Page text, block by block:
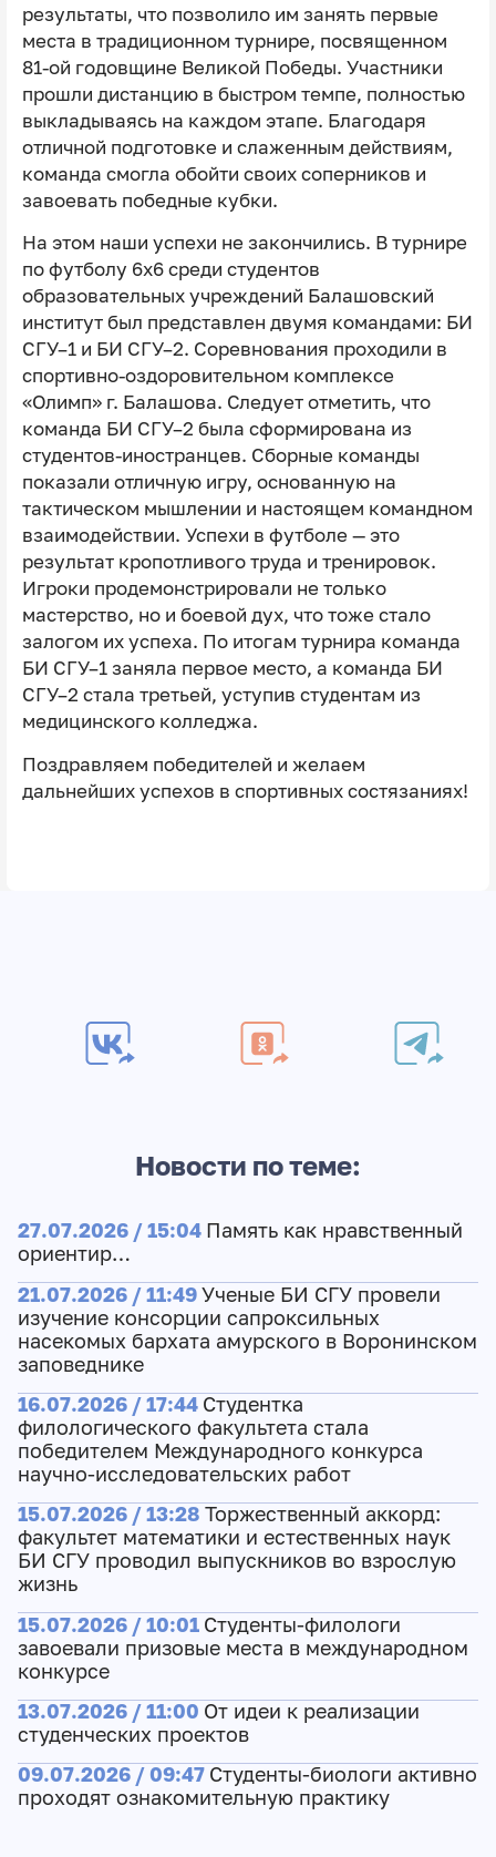
результаты, что позволило им занять первые
места в традиционном турнире, посвященном
81-ой годовщине Великой Победы. Участники
прошли дистанцию в быстром темпе, полностью
выкладываясь на каждом этапе. Благодаря
отличной подготовке и слаженным действиям,
команда смогла обойти своих соперников и
завоевать победные кубки.
На этом наши успехи не закончились. В турнире
по футболу 6х6 среди студентов
образовательных учреждений Балашовский
институт был представлен двумя командами: БИ
СГУ–1 и БИ СГУ–2. Соревнования проходили в
спортивно-оздоровительном комплексе
«Олимп» г. Балашова. Следует отметить, что
команда БИ СГУ–2 была сформирована из
студентов-иностранцев. Сборные команды
показали отличную игру, основанную на
тактическом мышлении и настоящем командном
взаимодействии. Успехи в футболе — это
результат кропотливого труда и тренировок.
Игроки продемонстрировали не только
мастерство, но и боевой дух, что тоже стало
залогом их успеха. По итогам турнира команда
БИ СГУ–1 заняла первое место, а команда БИ
СГУ–2 стала третьей, уступив студентам из
медицинского колледжа.
Поздравляем победителей и желаем
дальнейших успехов в спортивных состязаниях!
Новости по теме:
27.07.2026 / 15:04 Память как нравственный
ориентир…
21.07.2026 / 11:49Ученые БИ СГУ провели
изучение консорции сапроксильных
насекомых бархата амурского в Воронинском
заповеднике
16.07.2026 / 17:44 Студентка
филологического факультета стала
победителем Международного конкурса
научно-исследовательских работ
15.07.2026 / 13:28 Торжественный аккорд:
факультет математики и естественных наук
БИ СГУ проводил выпускников во взрослую
жизнь
15.07.2026 / 10:01 Студенты-филологи
завоевали призовые места в международном
конкурсе
13.07.2026 / 11:00 От идеи к реализации
студенческих проектов
09.07.2026 / 09:47 Студенты-биологи активно
проходят ознакомительную практику